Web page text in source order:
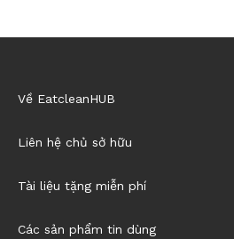
Về EatcleanHUB
Liên hệ chủ sở hữu
Tài liệu tặng miễn phí
Các sản phẩm tin dùng